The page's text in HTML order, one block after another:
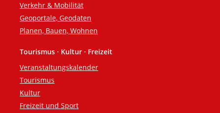
Verkehr & Mobilität
Geoportale, Geodaten
Planen, Bauen, Wohnen
Tourismus · Kultur · Freizeit
Veranstaltungskalender
Tourismus
Kultur
Freizeit und Sport